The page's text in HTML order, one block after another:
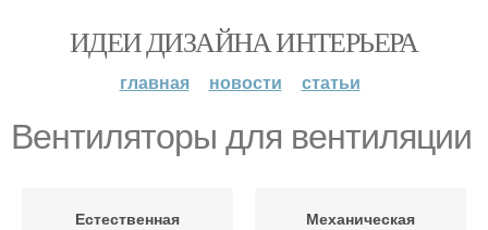
ИДЕИ ДИЗАЙНА ИНТЕРЬЕРА
главная новости статьи
Вентиляторы для вентиляции
Естественная
Механическая